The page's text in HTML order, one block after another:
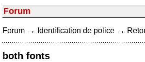
Forum
Forum → Identification de police →
both fonts